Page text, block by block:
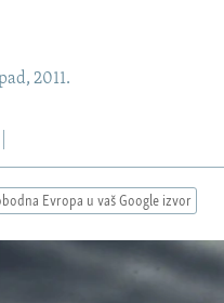
2011.
Evropa u vaš Google izvor